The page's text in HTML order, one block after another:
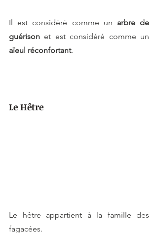
Il est considéré comme un arbre de
guérison
aïeul réconfortant.
Le Hêtre
Le hêtre appartient à la famille des
fagacées.